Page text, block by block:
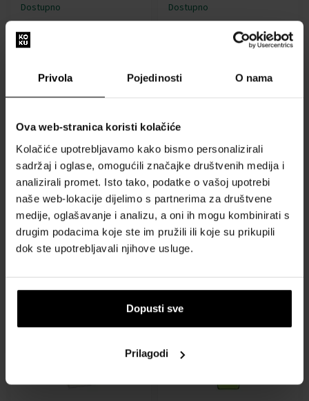
Privola Pojedinosti O nama
Ova web-stranica koristi kolačiće
Kolačiće upotrebljavamo kako bismo personalizirali
sadržaj i oglase, omogućili značajke društvenih medija i
analizirali promet. Isto tako, podatke o vašoj upotrebi
naše web-lokacije dijelimo s partnerima za društvene
medije, oglašavanje i analizu, a oni ih mogu kombinirati s
drugim podacima koje ste im pružili ili koje su prikupili
dok ste upotrebljavali njihove usluge.
Dopusti sve
Prilagodi
Dostupno
86,00 €
Dostupno
Diptyque Eau Duelle Eau de
Toilette Toaletna voda
50ml - Toaletne vode -
Unisex
Dostupno
108,00 €
Tom Ford Eau De Soleil
Blanc 2025 Eau De Toilette
Toaletna voda
Od 10ml - do 100ml
Dostupno kod dobavljača
od28,00 €do122,00 €